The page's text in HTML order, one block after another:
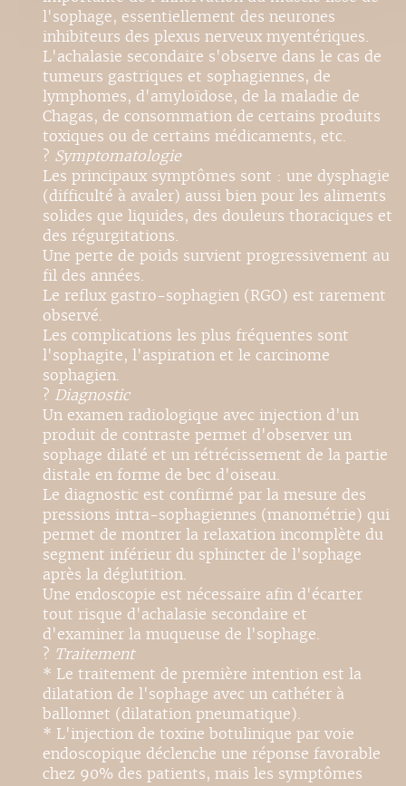
l'sophage, essentiellement des neurones
inhibiteurs des plexus nerveux myentériques.
L'achalasie secondaire s'observe dans le cas de
tumeurs gastriques et sophagiennes, de
lymphomes, d'amyloïdose, de la maladie de
Chagas, de consommation de certains produits
toxiques ou de certains médicaments, etc.
? Symptomatologie
Les principaux symptômes sont : une dysphagie
(difficulté à avaler) aussi bien pour les aliments
solides que liquides, des douleurs thoraciques et
des régurgitations.
Une perte de poids survient progressivement au
fil des années.
Le reflux gastro-sophagien (RGO) est rarement
observé.
Les complications les plus fréquentes sont
l'sophagite, l'aspiration et le carcinome
sophagien.
? Diagnostic
Un examen radiologique avec injection d'un
produit de contraste permet d'observer un
sophage dilaté et un rétrécissement de la partie
distale en forme de bec d'oiseau.
Le diagnostic est confirmé par la mesure des
pressions intra-sophagiennes (manométrie) qui
permet de montrer la relaxation incomplète du
segment inférieur du sphincter de l'sophage
après la déglutition.
Une endoscopie est nécessaire afin d'écarter
tout risque d'achalasie secondaire et
d'examiner la muqueuse de l'sophage.
? Traitement
* Le traitement de première intention est la
dilatation de l'sophage avec un cathéter à
ballonnet (dilatation pneumatique).
* L'injection de toxine botulinique par voie
endoscopique déclenche une réponse favorable
chez 90% des patients, mais les symptômes